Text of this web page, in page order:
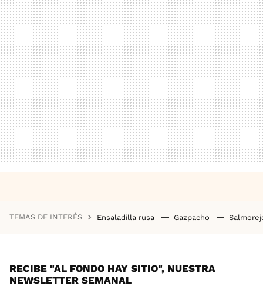
TEMAS DE INTERÉS Ensaladilla rusa Gazpacho
RECIBE "AL FONDO HAY SITIO", NUESTRA
NEWSLETTER SEMANAL